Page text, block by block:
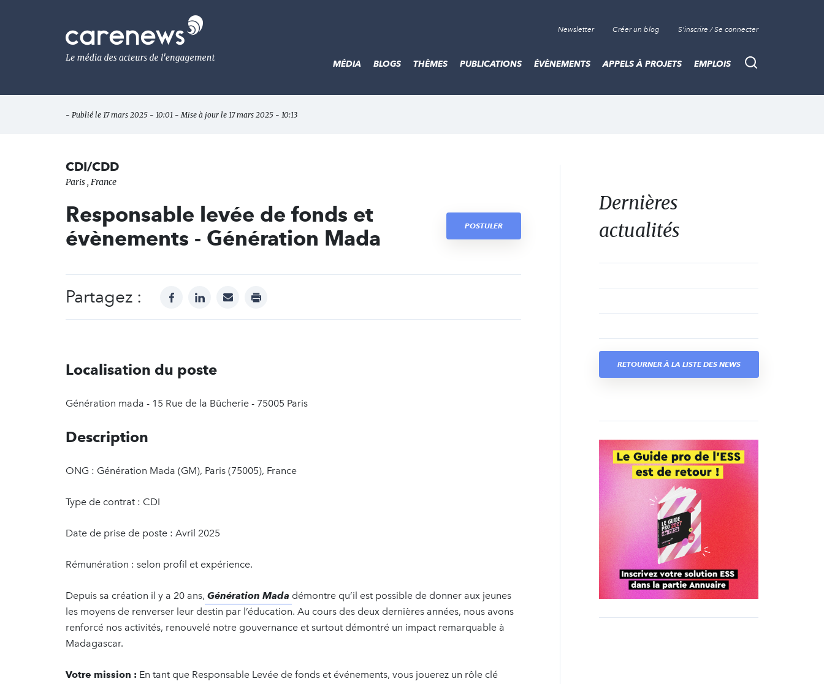
Le
média
de
l'engagement
Newsletter Créer un blog S'inscrire / Se connecter
Recherche
MÉDIA BLOGS THÈMES PUBLICATIONS ÉVÈNEMENTS APPELS À PROJETS EMPLOIS
- Publié le 17 mars 2025 - 10:01 - Mise à jour le 17 mars 2025 - 10:13
CDI/CDD
Paris , France
Responsable levée de fonds et
évènements - Génération Mada
POSTULER
Partagez : facebooklinkedinmail print
Localisation du poste
Génération mada - 15 Rue de la Bûcherie - 75005 Paris
Description
ONG : Génération Mada (GM), Paris (75005), France
Type de contrat : CDI
Date de prise de poste : Avril 2025
Rémunération : selon profil et expérience.
Depuis sa création il y a 20 ans, Génération Mada démontre qu’il est possible de donner aux jeunes
les moyens de renverser leur destin par l’éducation. Au cours des deux dernières années, nous avons
renforcé nos activités, renouvelé notre gouvernance et surtout démontré un impact remarquable à
Madagascar.
Votre mission : En tant que Responsable Levée de fonds et événements, vous jouerez un rôle clé
Dernières
actualités
RETOURNER À LA LISTE DES NEWS